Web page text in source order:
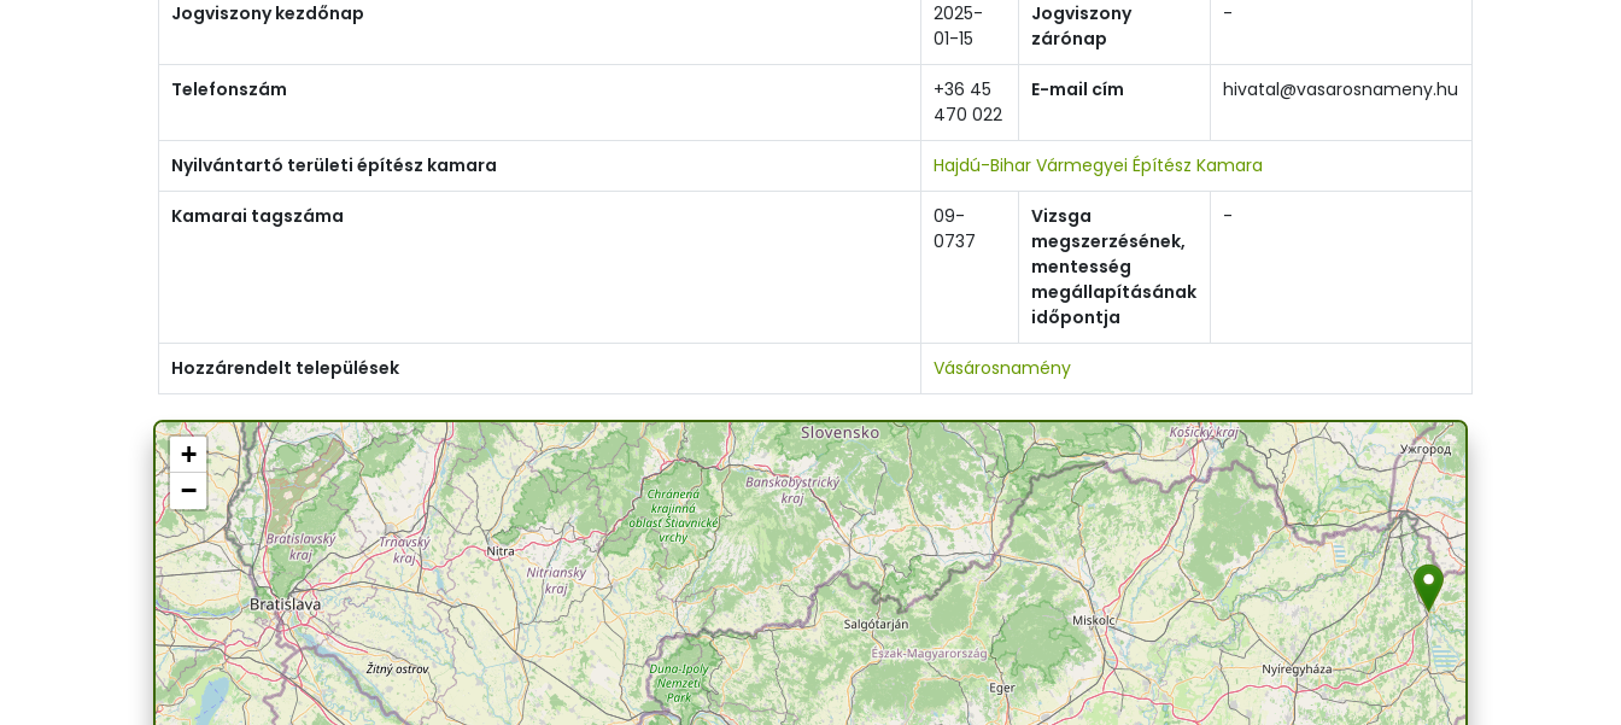
Jogviszony kezdőnap
2025-
01-15
Jogviszony
zárónap
-
Telefonszám
+36 45
470 022
E-mail cím hivatal@vasarosnameny.hu
Nyilvántartó területi építész kamara Hajdú-Bihar Vármegyei Építész Kamara
Kamarai tagszáma
09-
0737
Vizsga
megszerzésének,
mentesség
megállapításának
időpontja
-
Hozzárendelt települések Vásárosnamény
+
−